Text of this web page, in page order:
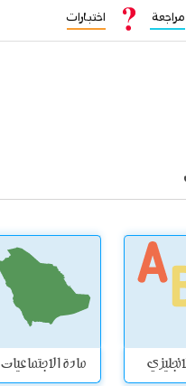
مراجعة اختبارات
مادة الاجتماعيات